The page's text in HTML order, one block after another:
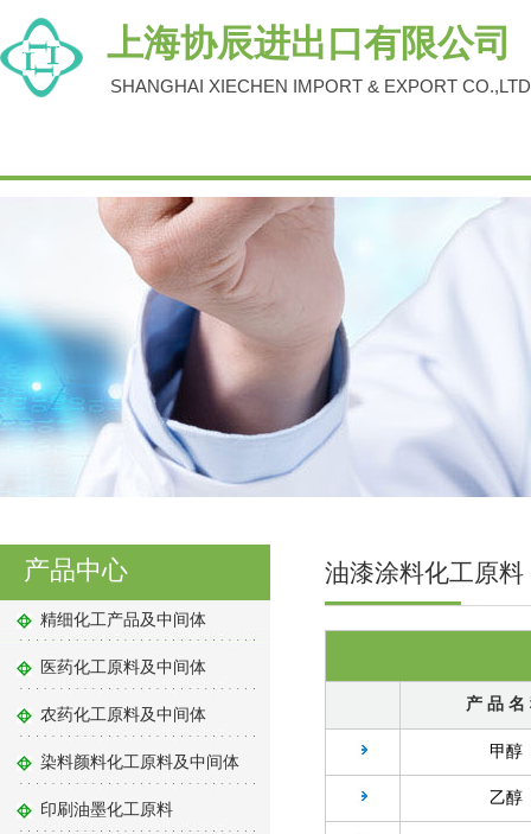
上海协辰进出口有限公司
SHANGHAI XIECHEN IMPORT & EXPORT
产品中心
精细化工产品及中间体
医药化工原料及中间体
农药化工原料及中间体
染料颜料化工原料及中间体
印刷油墨化工原料
油漆涂料化工原料
产 品 名
甲醇
乙醇